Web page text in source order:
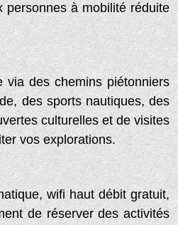
personnes à mobilité réduite
des chemins piétonniers
des sports nautiques, des
culturelles et de visites
vos explorations.
wifi haut débit gratuit,
de réserver des activités